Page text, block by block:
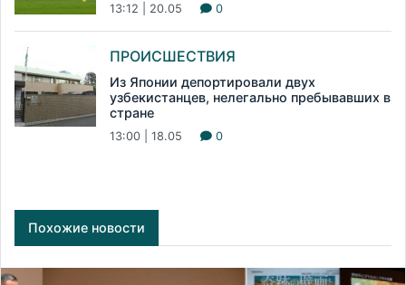
13:12 | 20.05 0
ПРОИСШЕСТВИЯ
Из Японии депортировали двух
узбекистанцев, нелегально пребывавших в
стране
13:00 | 18.05 0
Похожие новости